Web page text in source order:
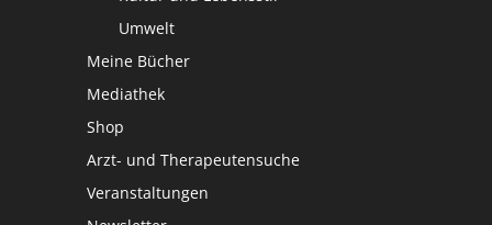
Umwelt
Meine Bücher
Mediathek
Shop
Arzt- und Therapeutensuche
Veranstaltungen